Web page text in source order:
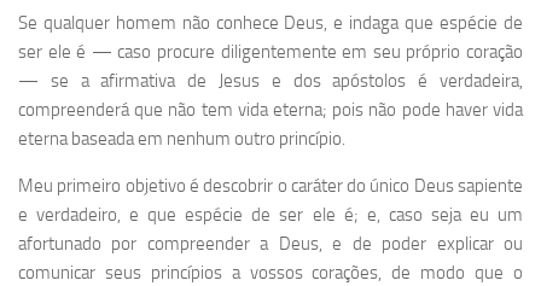
Se qualquer homem não conhece Deus, e indaga que espécie de
ser ele é — caso procure diligentemente em seu próprio coração
— se a afirmativa de Jesus e dos apóstolos é verdadeira,
compreenderá que não tem vida eterna; pois não pode haver vida
eterna baseada em nenhum outro princípio.
Meu primeiro objetivo é descobrir o caráter do único Deus sapiente
e verdadeiro, e que espécie de ser ele é; e, caso seja eu um
afortunado por compreender a Deus, e de poder explicar ou
comunicar seus princípios a vossos corações, de modo que o